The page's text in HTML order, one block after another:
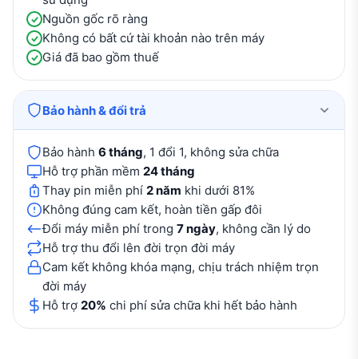
Nguồn gốc rõ ràng
Không có bất cứ tài khoản nào trên máy
Giá đã bao gồm thuế
Bảo hành & đổi trả
Bảo hành 6 tháng, 1 đổi 1, không sửa chữa
Hỗ trợ phần mềm 24 tháng
Thay pin miễn phí 2 năm khi dưới 81%
Không đúng cam kết, hoàn tiền gấp đôi
Đổi máy miễn phí trong 7 ngày, không cần lý do
Hỗ trợ thu đổi lên đời trọn đời máy
Cam kết không khóa mạng, chịu trách nhiệm trọn
đời máy
Hỗ trợ 20% chi phí sửa chữa khi hết bảo hành